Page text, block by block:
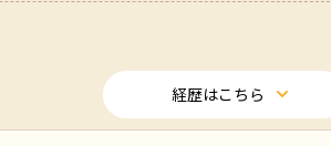
経歴はこちら